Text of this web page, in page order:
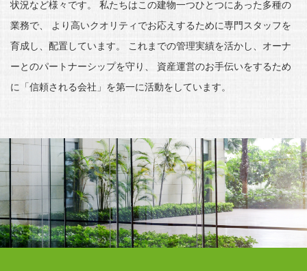
状況など様々です。
私たちはこの建物一つひとつにあった多種の
業務で、
より高いクオリティでお応えするために専門スタッフを
育成し、配置しています。
これまでの管理実績を活かし、オーナ
ーとのパートナーシップを守り、
資産運営のお手伝いをするため
に「信頼される会社」を第一に活動をしています。